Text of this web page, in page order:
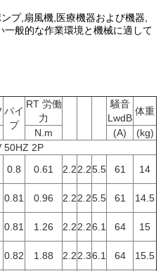
プ,扇風機,医療機器および機器,
般的な作業環境と機械に適して
パイ
プ
RT 労働
力
騒音
LwdB
体重
N.m (A)
(kg)
50HZ 2P
0.8 0.61 2.22.25.5 61 14
0.81 0.96 2.22.25.5 61 14.5
0.81 1.26 2.22.26.1 64 15
0.82 1.88 2.22.36.1 64 15.5